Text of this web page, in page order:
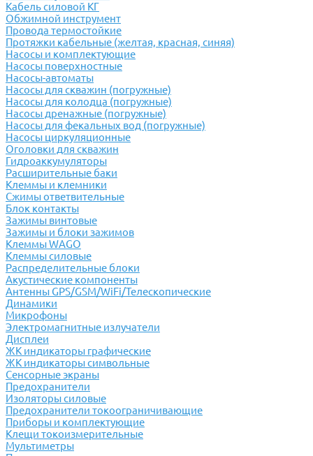
Кабель силовой КГ
Обжимной инструмент
Провода термостойкие
Протяжки кабельные (желтая, красная, синяя)
Насосы и комплектующие
Насосы поверхностные
Насосы-автоматы
Насосы для скважин (погружные)
Насосы для колодца (погружные)
Насосы дренажные (погружные)
Насосы для фекальных вод (погружные)
Насосы циркуляционные
Оголовки для скважин
Гидроаккумуляторы
Расширительные баки
Клеммы и клемники
Cжимы ответвительные
Блок контакты
Зажимы винтовые
Зажимы и блоки зажимов
Клеммы WAGO
Клеммы силовые
Распределительные блоки
Акустические компоненты
Антенны GPS/GSM/WiFi/Телескопические
Динамики
Микрофоны
Электромагнитные излучатели
Дисплеи
ЖК индикаторы графические
ЖК индикаторы символьные
Сенсорные экраны
Предохранители
Изоляторы силовые
Предохранители токоограничивающие
Приборы и комплектующие
Клещи токоизмерительные
Мультиметры